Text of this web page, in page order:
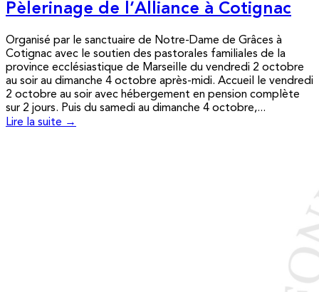
Pèlerinage de l’Alliance à Cotignac
Organisé par le sanctuaire de Notre-Dame de Grâces à
Cotignac avec le soutien des pastorales familiales de la
province ecclésiastique de Marseille du vendredi 2 octobre
au soir au dimanche 4 octobre après-midi. Accueil le vendredi
2 octobre au soir avec hébergement en pension complète
sur 2 jours. Puis du samedi au dimanche 4 octobre,...
Lire la suite →